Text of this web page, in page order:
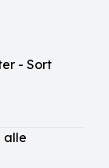
- Sort
alle